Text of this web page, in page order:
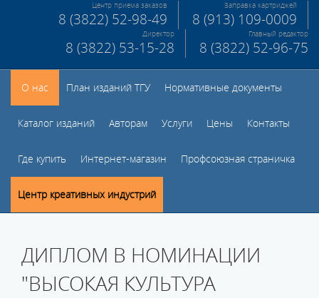
Центр приема заказов
8 (3822) 52-98-49
Заправка картриджей
8 (913) 109-0009
Директор
8 (3822) 53-15-28
Главный редактор
8 (3822) 52-96-75
О нас План изданий ТГУ Нормативные документы
Каталог изданий Авторам Услуги Цены Контакты
Где купить Интернет-магазин Профсоюзная страничка
Центр креативных индустрий
ДИПЛОМ В НОМИНАЦИИ
"ВЫСОКАЯ КУЛЬТУРА